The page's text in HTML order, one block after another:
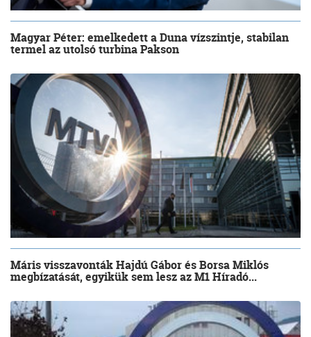
Magyar Péter: emelkedett a Duna vízszintje, stabilan
termel az utolsó turbina Pakson
Máris visszavonták Hajdú Gábor és Borsa Miklós
megbízatását, egyikük sem lesz az M1 Híradó...